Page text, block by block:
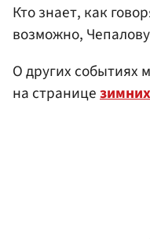
Кто знает, как
возможно,
О других событиях
на странице